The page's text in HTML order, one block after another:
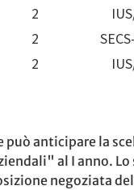
2
2
2
anticipare la
al I anno.
negoziata